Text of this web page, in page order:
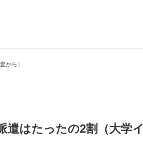
から）
はたったの2割（大学イ